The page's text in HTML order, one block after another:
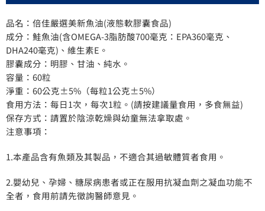
品名：倍佳嚴選美新魚油(液態軟膠囊食品)
成分：鮭魚油(含OMEGA-3脂肪酸700毫克：EPA360毫克、
DHA240毫克)、維生素E。
膠囊成分：明膠、甘油、純水。
容量：60粒
淨重：60公克±5%（每粒1公克±5%）
食用方法：每日1次，每次1粒。(請按建議量食用，多食無益)
保存方式：請置於陰涼乾燥與幼童無法拿取處。
注意事項：
1.本產品含有魚類及其製品，不適合其過敏體質者食用。
2.嬰幼兒、孕婦、糖尿病患者或正在服用抗凝血劑之凝血功能不
全者，食用前請先徵詢醫師意見。